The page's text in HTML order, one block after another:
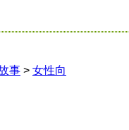
事 > 女性向